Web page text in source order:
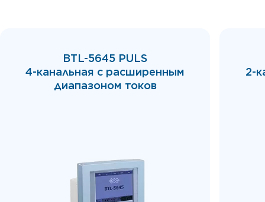
BTL-5645 PULS
4-канальная с расширенным
диапазоном токов
2-